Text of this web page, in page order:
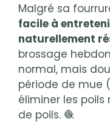
Malgré sa
facile à
naturellement
brossage
normal, mais
période de mue
éliminer les
de poils. 🧶